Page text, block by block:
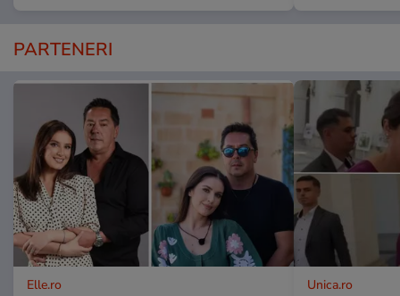
PARTENERI
Elle.ro Unica.ro